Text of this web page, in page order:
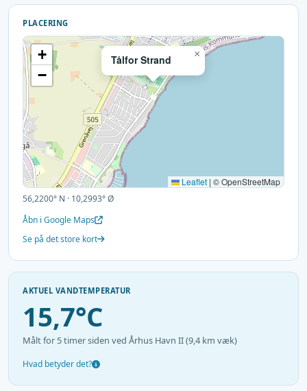
PLACERING
Tålfor Strand ×
+
−
Leaflet | © OpenStreetMap
56,2200° N · 10,2993° Ø
Åbn i Google Maps
Se på det store kort
AKTUEL VANDTEMPERATUR
15,7°C
Målt for 5 timer siden ved Århus Havn II (9,4 km væk)
Hvad betyder det?